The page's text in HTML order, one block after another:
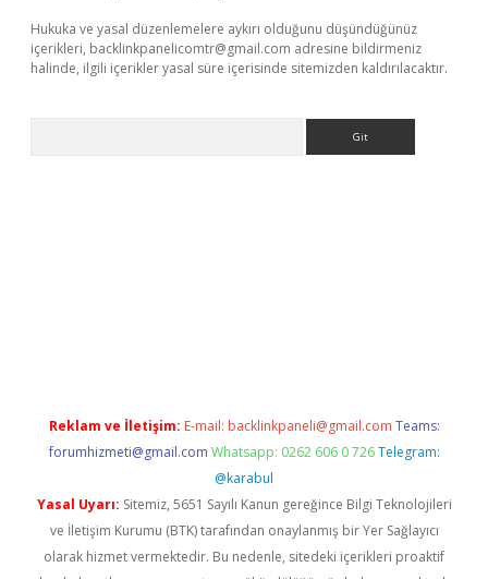
Hukuka ve yasal düzenlemelere aykırı olduğunu düşündüğünüz
içerikleri, backlinkpanelicomtr@gmail.com adresine bildirmeniz
halinde, ilgili içerikler yasal süre içerisinde sitemizden kaldırılacaktır.
Reklam ve İletişim: E-mail: backlinkpaneli@gmail.com Teams:
forumhizmeti@gmail.com Whatsapp: 0262 606 0 726 Telegram:
@karabul
Yasal Uyarı: Sitemiz, 5651 Sayılı Kanun gereğince Bilgi Teknolojileri
ve İletişim Kurumu (BTK) tarafından onaylanmış bir Yer Sağlayıcı
olarak hizmet vermektedir. Bu nedenle, sitedeki içerikleri proaktif